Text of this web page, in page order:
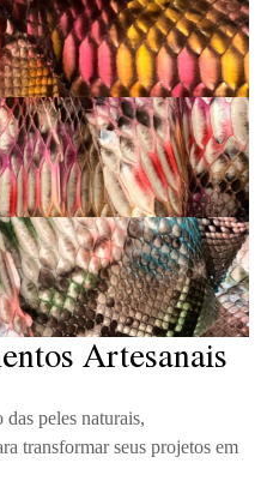
Artesanais
peles naturais,
transformar seus projetos em